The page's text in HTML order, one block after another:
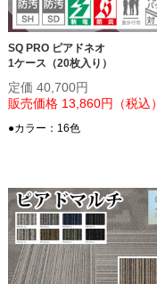
SQ PRO ピアドネオ
1ケース（20枚入り）
定価 40,700円
販売価格 13,860円（税込）
●カラー：16色